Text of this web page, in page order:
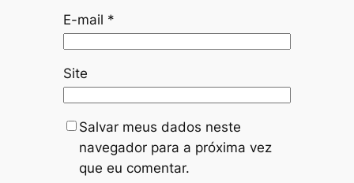
E-mail *
Site
Salvar meus dados neste
navegador para a próxima vez
que eu comentar.